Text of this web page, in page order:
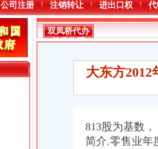
公司注册 注销转让 进出口权
双凤桥代办
营业执照
大东方
813股为基数
简介.零售业年